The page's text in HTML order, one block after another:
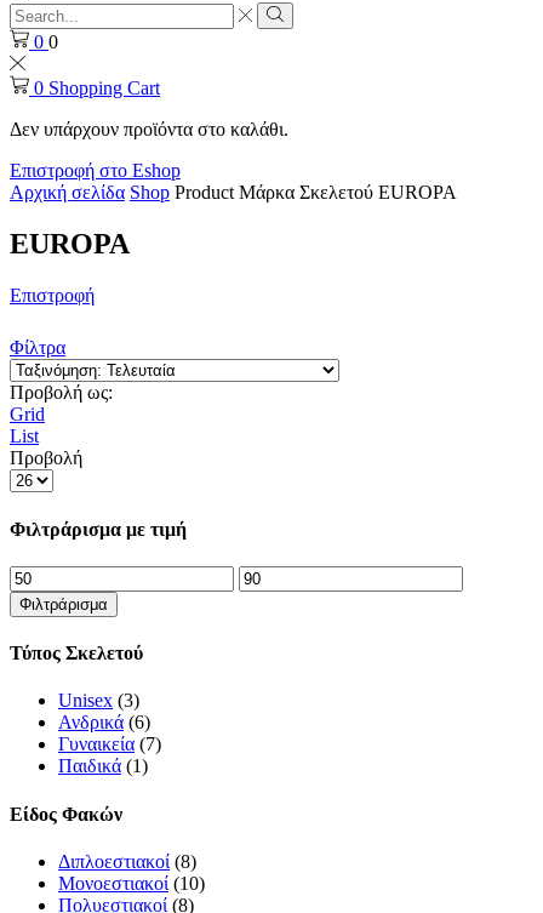
Search
input
Search
0 0
0 Shopping Cart
Δεν υπάρχουν προϊόντα στο καλάθι.
Επιστροφή στο Eshop
Αρχική σελίδα Shop Product Μάρκα Σκελετού EUROPA
EUROPA
Επιστροφή
Φίλτρα
Προβολή ως:
Grid
List
Προβολή
Products
page
Φιλτράρισμα με τιμή
Ελάχιστη
τιμή
Μέγιστη
τιμή
Φιλτράρισμα
Τύπος Σκελετού
Unisex (3)
Ανδρικά (6)
Γυναικεία (7)
Παιδικά (1)
Είδος Φακών
Διπλοεστιακοί (8)
Μονοεστιακοί (10)
Πολυεστιακοί (8)